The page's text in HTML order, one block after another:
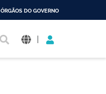
ÓRGÃOS DO GOVERNO
|